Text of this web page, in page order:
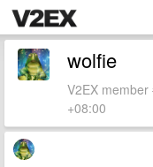
wolfie
V2EX
+08:00